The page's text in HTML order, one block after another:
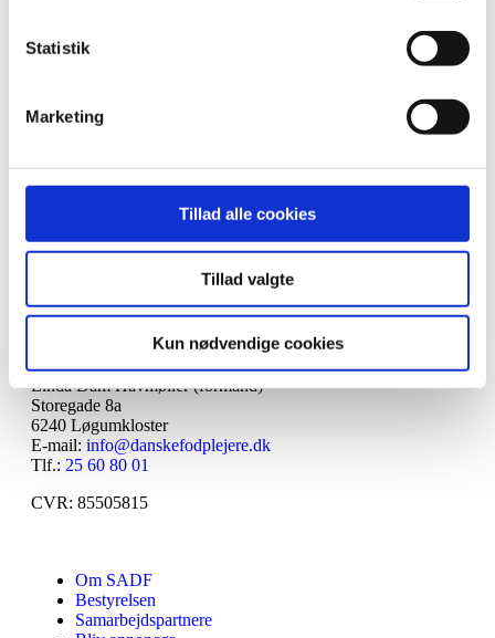
Statistik
Marketing
Tillad alle cookies
Tillad valgte
Kun nødvendige cookies
Indkøbsaftaler
Kontaktinformation
Linda Dam Havmøller (formand)
Storegade 8a
6240 Løgumkloster
E-mail: info@danskefodplejere.dk
Tlf.: 25 60 80 01
CVR: 85505815
Om SADF
Bestyrelsen
Samarbejdspartnere